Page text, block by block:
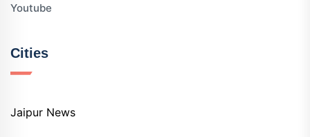
Youtube
Cities
Jaipur News